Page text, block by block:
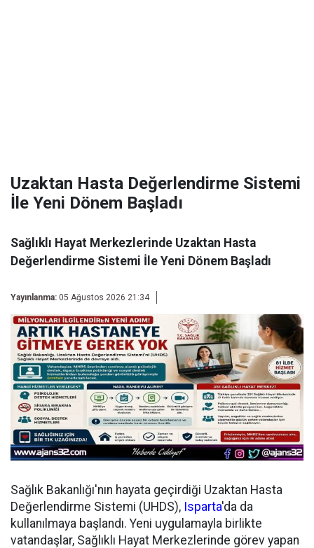
Uzaktan Hasta Değerlendirme Sistemi
İle Yeni Dönem Başladı
Sağlıklı Hayat Merkezlerinde Uzaktan Hasta
Değerlendirme Sistemi İle Yeni Dönem Başladı
Yayınlanma: 05 Ağustos 2026 21:34
Sağlık Bakanlığı'nın hayata geçirdiği Uzaktan Hasta
Değerlendirme Sistemi (UHDS), Isparta'da da
kullanılmaya başlandı. Yeni uygulamayla birlikte
vatandaşlar, Sağlıklı Hayat Merkezlerinde görev yapan